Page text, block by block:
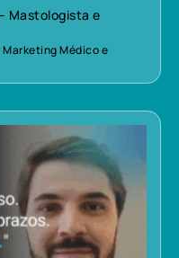
Mastologista e
Marketing Médico e